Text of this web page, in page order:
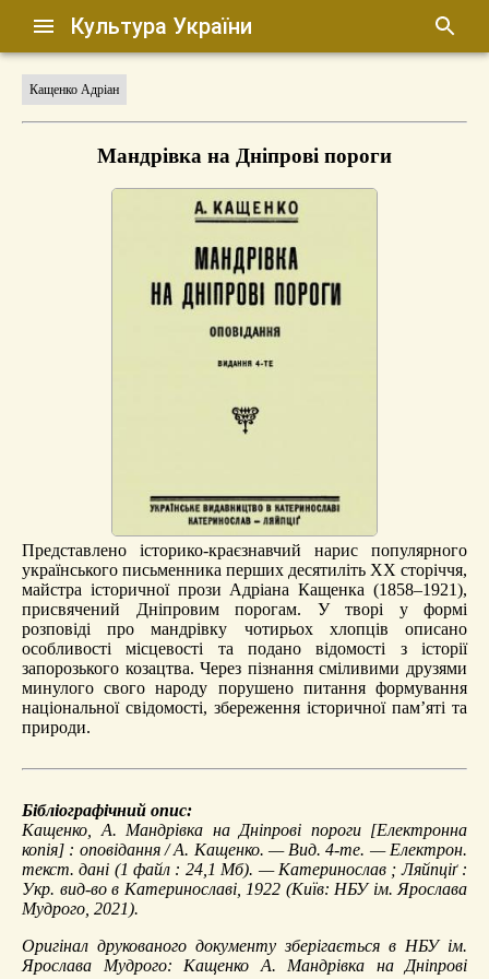
Культура України
Кащенко Адріан
Мандрівка на Дніпрові пороги
Представлено історико-краєзнавчий нарис популярного
українського письменника перших десятиліть ХХ сторіччя,
майстра історичної прози Адріана Кащенка (1858–1921),
присвячений Дніпровим порогам. У творі у формі
розповіді про мандрівку чотирьох хлопців описано
особливості місцевості та подано відомості з історії
запорозького козацтва. Через пізнання сміливими друзями
минулого свого народу порушено питання формування
національної свідомості, збереження історичної пам’яті та
природи.
Бібліографічний опис:
Кащенко, А. Мандрівка на Дніпрові пороги[Електронна
копія] : оповідання / А. Кащенко. — Вид. 4-те. — Електрон.
текст. дані (1 файл : 24,1 Мб). — Катеринослав ; Ляйпціґ :
Укр. вид-во в Катеринославі, 1922 (Київ: НБУ ім. Ярослава
Мудрого, 2021).
Оригінал друкованого документу зберігається в НБУ ім.
Ярослава Мудрого: Кащенко А. Мандрівка на Дніпрові